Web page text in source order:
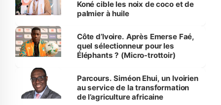
Koné cible les noix de coco et de
palmier à huile
Côte d’Ivoire. Après Emerse Faé,
quel sélectionneur pour les
Éléphants ? (Micro-trottoir)
Parcours. Siméon Ehui, un Ivoirien
au service de la transformation
de l’agriculture africaine